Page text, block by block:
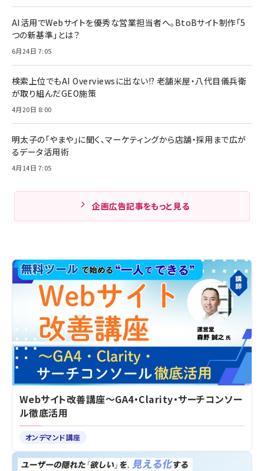
AI活用でWebサイトを優秀な営業担当者へ。BtoBサイト制作「5
つの新基準」とは？
6月24日 7:05
検索上位でもAI Overviewsに出ない!? 老舗米屋・八代目儀兵衛
が取り組んだGEO施策
4月20日 8:00
明太子の「やまや」に聞く、マーケティングから店舗・採用まで広が
るデータ活用術
4月14日 7:05
企画広告記事をもっと見る
Webサイト改善講座～GA4・Clarity・サーチコンソー
ル徹底活用
オンデマンド講座